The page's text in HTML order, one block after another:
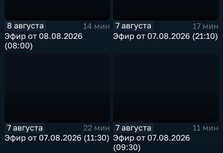
8 августа
14 мин
Эфир от 08.08.2026
(08:00)
7 августа
17 мин
Эфир от 07.08.2026 (21:10)
7 августа
22 мин
Эфир от 07.08.2026 (11:30)
7 августа
11 мин
Эфир от 07.08.2026
(09:30)